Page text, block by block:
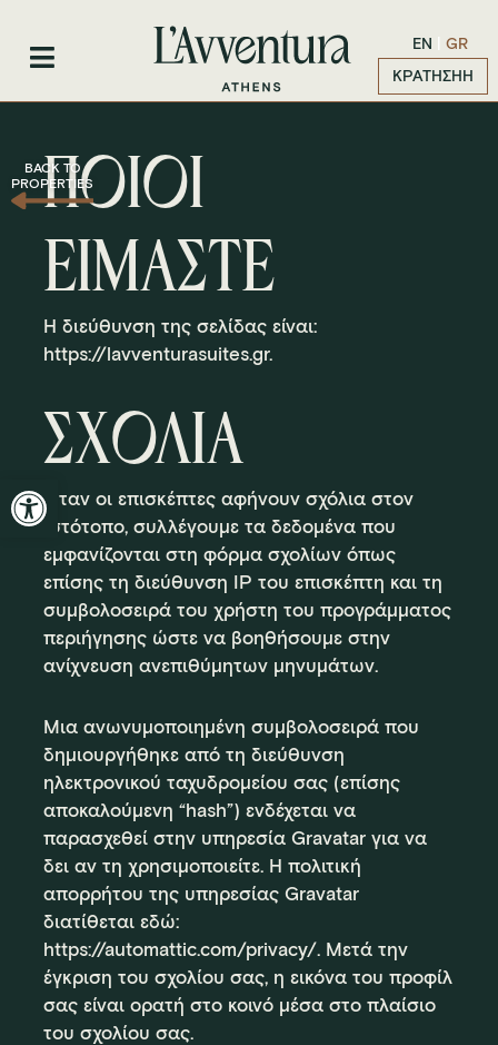
Ανοίξτε τη γραμμή εργαλείων
περιεχόμενο
ΕΝ GR
ΚΡΑΤΗΣΗH
ΠΟΙΟΙ
ΕΙΜΑΣΤΕ
Η διεύθυνση της σελίδας είναι:
https://lavventurasuites.gr.
ΣΧΟΛΙΑ
Όταν οι επισκέπτες αφήνουν σχόλια στον
ιστότοπο, συλλέγουμε τα δεδομένα που
εμφανίζονται στη φόρμα σχολίων όπως
επίσης τη διεύθυνση IP του επισκέπτη και τη
συμβολοσειρά του χρήστη του προγράμματος
περιήγησης ώστε να βοηθήσουμε στην
ανίχνευση ανεπιθύμητων μηνυμάτων.
Μια ανωνυμοποιημένη συμβολοσειρά που
δημιουργήθηκε από τη διεύθυνση
ηλεκτρονικού ταχυδρομείου σας (επίσης
αποκαλούμενη “hash”) ενδέχεται να
παρασχεθεί στην υπηρεσία Gravatar για να
δει αν τη χρησιμοποιείτε. Η πολιτική
απορρήτου της υπηρεσίας Gravatar
διατίθεται εδώ:
https://automattic.com/privacy/. Μετά την
έγκριση του σχολίου σας, η εικόνα του προφίλ
σας είναι ορατή στο κοινό μέσα στο πλαίσιο
του σχολίου σας.
BACK TO
PROPERTIES